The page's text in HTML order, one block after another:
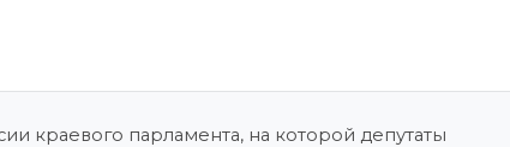
краевого парламента, на которой депутаты